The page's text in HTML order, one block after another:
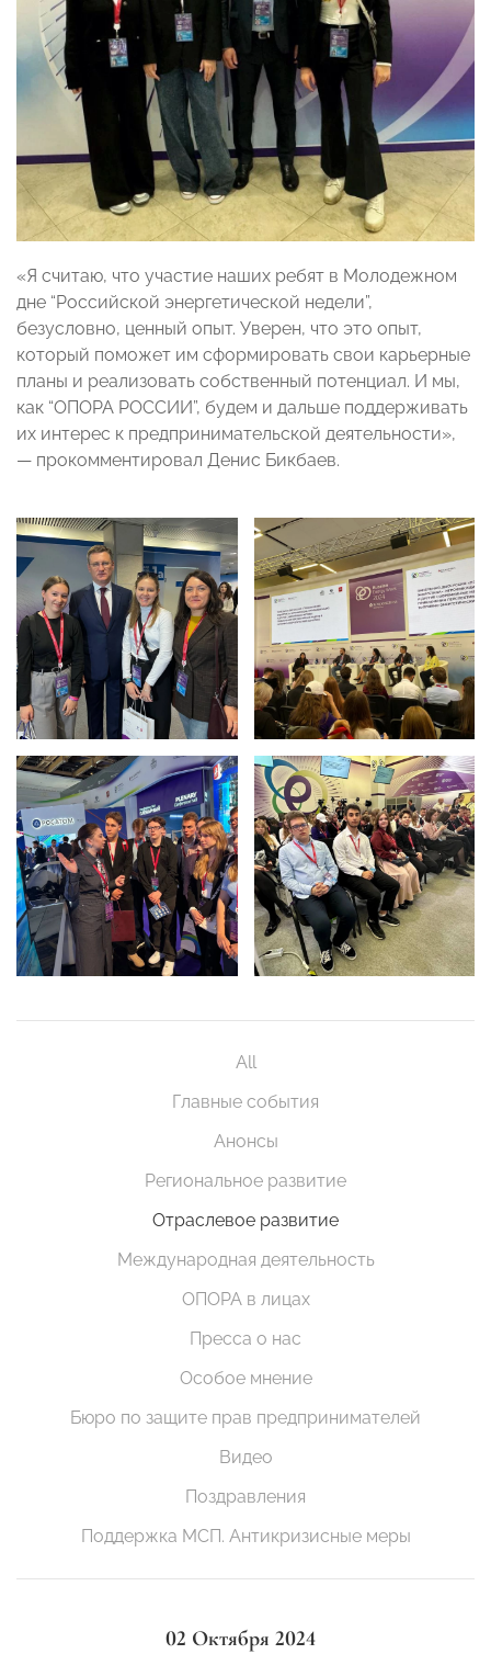
«Я считаю, что участие наших ребят в Молодежном
дне “Российской энергетической недели”,
безусловно, ценный опыт. Уверен, что это опыт,
который поможет им сформировать свои карьерные
планы и реализовать собственный потенциал. И мы,
как “ОПОРА РОССИИ”, будем и дальше поддерживать
их интерес к предпринимательской деятельности»,
— прокомментировал Денис Бикбаев.
All
Главные события
Анонсы
Региональное развитие
Отраслевое развитие
Международная деятельность
ОПОРА в лицах
Пресса о нас
Особое мнение
Бюро по защите прав предпринимателей
Видео
Поздравления
Поддержка МСП. Антикризисные меры
02 Октября 2024